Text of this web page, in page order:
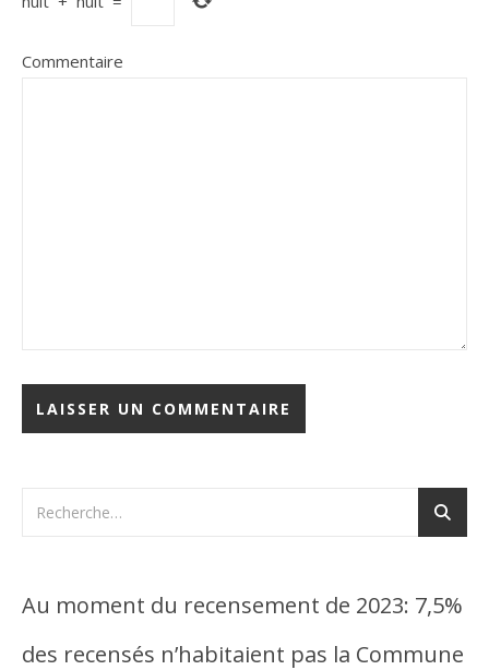
Commentaire
Au moment du recensement de 2023: 7,5%
des recensés n’habitaient pas la Commune